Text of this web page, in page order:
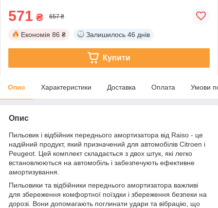
571 ₴ 657 ₴
Економія 86 ₴ Залишилось 46 днів
Купити
Опис Характеристики Доставка Оплата Умови
Опис
Пильовик і відбійник переднього амортизатора від Raiso - це
надійний продукт, який призначений для автомобілів Citroen і
Peugeot. Цей комплект складається з двох штук, які легко
встановлюються на автомобіль і забезпечують ефективне
амортизування.
Пильовики та відбійники переднього амортизатора важливі
для збереження комфортної поїздки і збереження безпеки на
дорозі. Вони допомагають поглинати удари та вібрацію, що